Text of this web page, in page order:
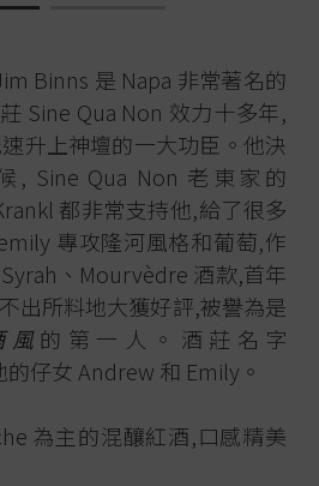
Binns 是 Napa 非常著名的
Sine Qua Non 效力十多年,
升上神壇的一大功臣。他決
, Sine Qua Non 老東家的
都非常支持他,給了很多
專攻隆河風格和葡萄,作
、Mourvèdre 酒款,首年
出所料地大獲好評,被譽為是
風的第一人。酒莊名字
仔女 Andrew 和 Emily。
為主的混釀紅酒,口感精美